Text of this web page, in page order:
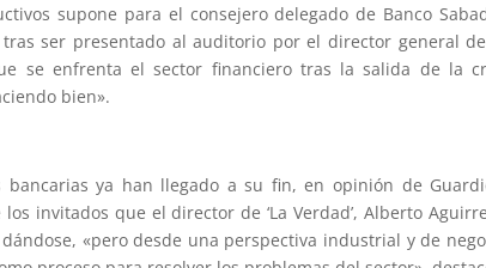
supone para el consejero delegado de Banco
ser presentado al auditorio por el director general de
se enfrenta el sector financiero tras la salida de la
bien».
bancarias ya han llegado a su fin, en opinión de
invitados que el director de ‘La Verdad’, Alberto
«pero desde una perspectiva industrial y de